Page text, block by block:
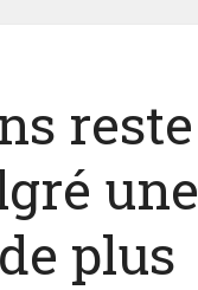
reste
une
plus